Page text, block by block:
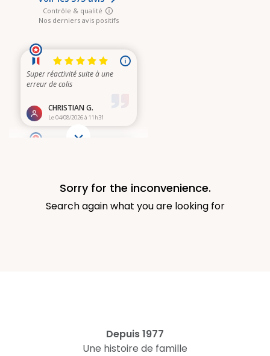
Sorry for the inconvenience.
Search again what you are looking for
Depuis 1977
Une histoire de famille